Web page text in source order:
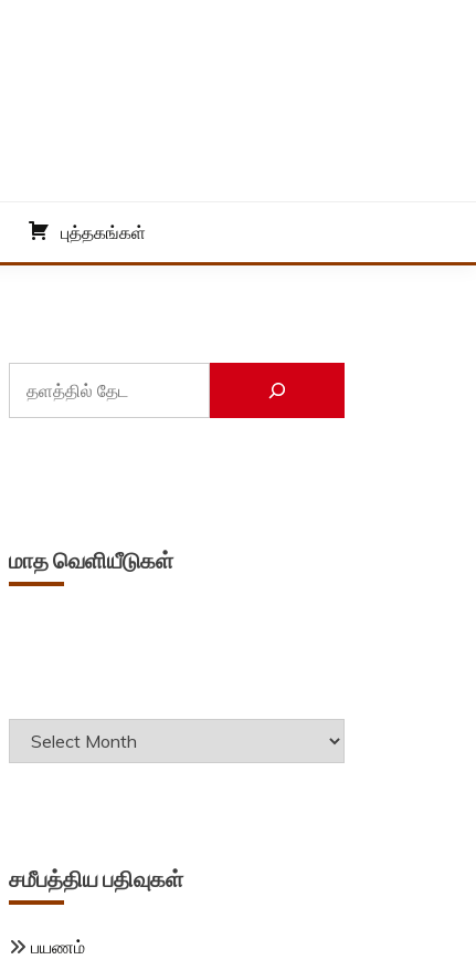
புத்தகங்கள்
மாத வெளியீடுகள்
Archives
சமீபத்திய பதிவுகள்
பயணம்